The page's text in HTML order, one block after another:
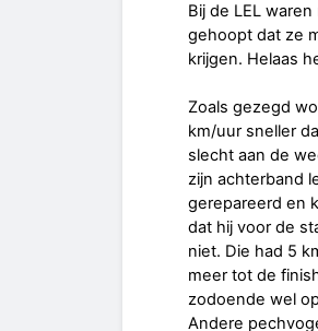
Bij de LEL
gehoopt dat ze
krijgen. Helaas
Zoals gezegd
km/uur sneller
slecht aan de
zijn achterband
gerepareerd en
dat hij voor de
niet. Die had 5
meer tot de
zodoende wel
Andere